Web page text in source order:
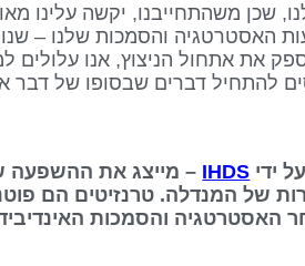
שכן משהתחייבנו, יקשה עלינו
האסטרטגיה והסמכות שלנו –
הסיפוק' שלנו. ללא שער 53, שמספק את אתחול
להתחיל דברים שבסופו של דבר
IHDS
של המנדלה. טרנזיטים הם
והסמכות